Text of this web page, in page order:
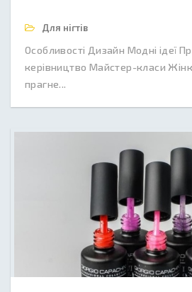
Для нігтів
Особливості Дизайн Модні ідеї
керівництво Майстер-класи
прагне...